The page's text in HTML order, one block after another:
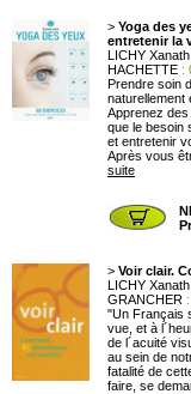
> Yoga des
entretenir la
LICHY Xanath
HACHETTE :
Prendre soin
naturellement
Apprenez
que le besoin
et entretenir
Après vous
suite
> Voir clair.
LICHY Xanath
GRANCHER
"Un Français
vue, et à
de l´acuité
au sein de
fatalité de
faire, se